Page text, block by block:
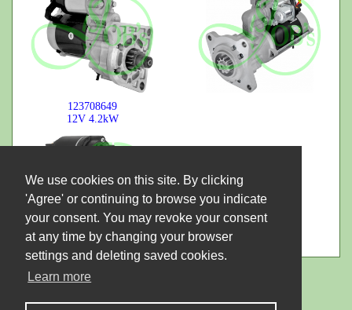
We use cookies on this site. By clicking
'Agree' or continuing to browse you indicate
your consent. You may revoke your consent
at any time by changing your browser
settings and deleting saved cookies.
Learn more
123708649
12V 4.2kW